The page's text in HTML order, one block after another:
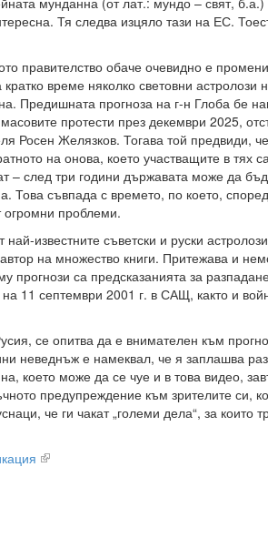
Тя следва изцяло тази на ЕС.
правителство обаче очевидно е
време няколко световни астролози
Предишната прогноза на г-н Глоба бе
протести през декември 2025,
Росен Желязков. Тогава той предвиди,
на онова, което участващите в тях
– след три години държавата може да
Това съвпада с времето, по което,
огромни проблеми.
известните съветски и руски
на множество книги. Притежава и
прогнози са предсказанията за
на 11 септември 2001 г. в САЩ, както и
се опитва да е внимателен към
неведнъж е намеквал, че я заплашва
което може да се чуе и в това видео,
предупреждение към зрителите си,
че ги чакат „големи дела“, за които